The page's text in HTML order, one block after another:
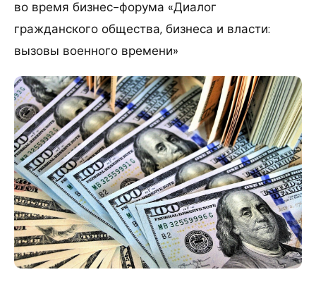
во время бизнес-форума «Диалог
гражданского общества, бизнеса и власти:
вызовы военного времени»